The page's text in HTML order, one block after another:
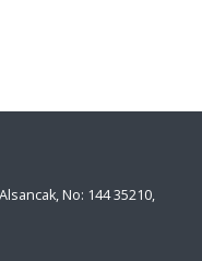
No: 144 35210,